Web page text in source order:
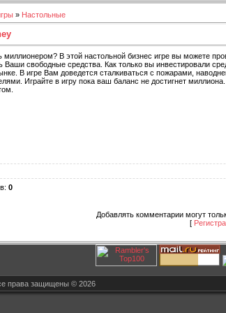
» Настольные
миллионером? В этой настольной бизнес игре вы можете
Ваши свободные средства. Как только вы инвестировали
В игре Вам доведется сталкиваться с пожарами,
Играйте в игру пока ваш баланс не достигнет
: 0
Добавлять комментарии могут
[
права защищены © 2026